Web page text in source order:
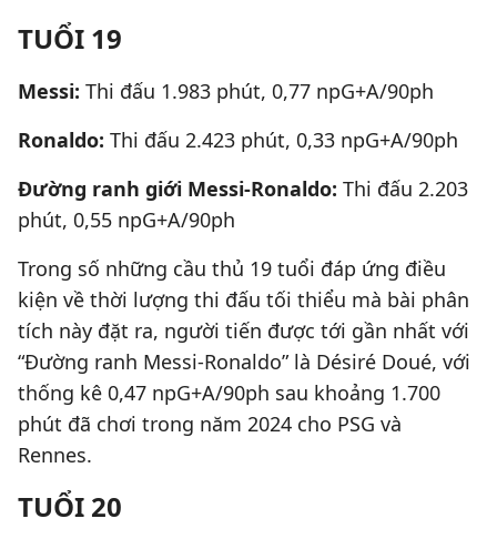
TUỔI 19
Messi: Thi đấu 1.983 phút, 0,77 npG+A/90ph
Ronaldo: Thi đấu 2.423 phút, 0,33 npG+A/90ph
Đường ranh giới Messi-Ronaldo: Thi đấu 2.203
phút, 0,55 npG+A/90ph
Trong số những cầu thủ 19 tuổi đáp ứng điều
kiện về thời lượng thi đấu tối thiểu mà bài phân
tích này đặt ra, người tiến được tới gần nhất với
“Đường ranh Messi-Ronaldo” là Désiré Doué, với
thống kê 0,47 npG+A/90ph sau khoảng 1.700
phút đã chơi trong năm 2024 cho PSG và
Rennes.
TUỔI 20